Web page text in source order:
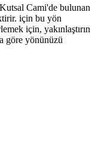
Cami'de bulunan
için bu yön
için, yakınlaştırın
göre yönünüzü